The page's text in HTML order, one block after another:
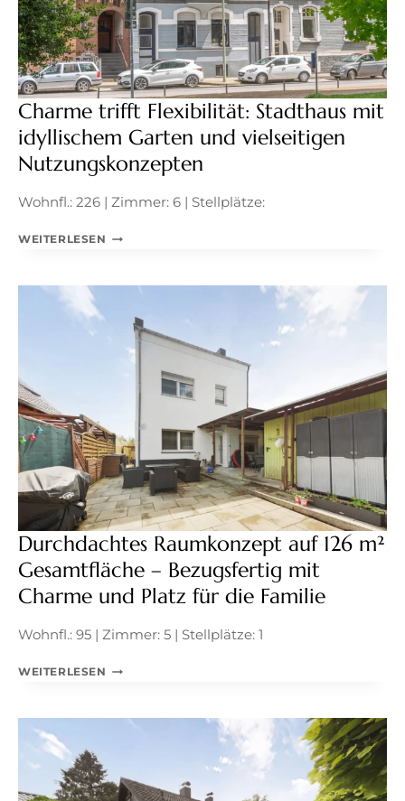
Charme trifft Flexibilität: Stadthaus mit
idyllischem Garten und vielseitigen
Nutzungskonzepten
Wohnfl.: 226 | Zimmer: 6 | Stellplätze:
WEITERLESEN CHARME
STADTHAUS
IDYLLISCHEM
GARTEN
VIELSEITIGEN
NUTZUNGSKONZEPTEN
Durchdachtes Raumkonzept auf 126 m²
Gesamtfläche – Bezugsfertig mit
Charme und Platz für die Familie
Wohnfl.: 95 | Zimmer: 5 | Stellplätze: 1
WEITERLESEN DURCHDACHTES
126
–
BEZUGSFERTIG